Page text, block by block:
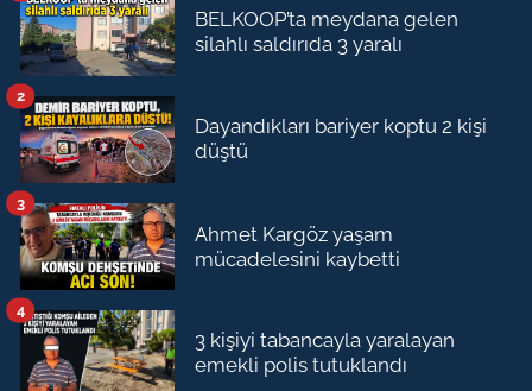
BELKOOP’ta meydana gelen
silahlı saldırıda 3 yaralı
Dayandıkları bariyer koptu 2 kişi
düştü
2
Ahmet Kargöz yaşam
mücadelesini kaybetti
3
3 kişiyi tabancayla yaralayan
emekli polis tutuklandı
4